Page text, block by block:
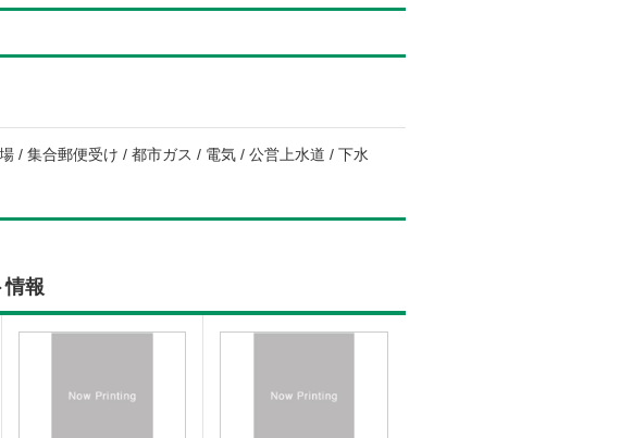
/ 集合郵便受け / 都市ガス / 電気 / 公営上水道 / 下水
情報